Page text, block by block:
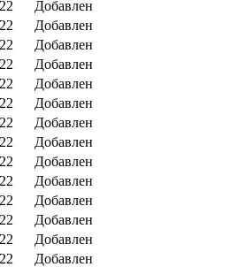
Добавлен
Добавлен
Добавлен
Добавлен
Добавлен
Добавлен
Добавлен
Добавлен
Добавлен
Добавлен
Добавлен
Добавлен
Добавлен
Добавлен